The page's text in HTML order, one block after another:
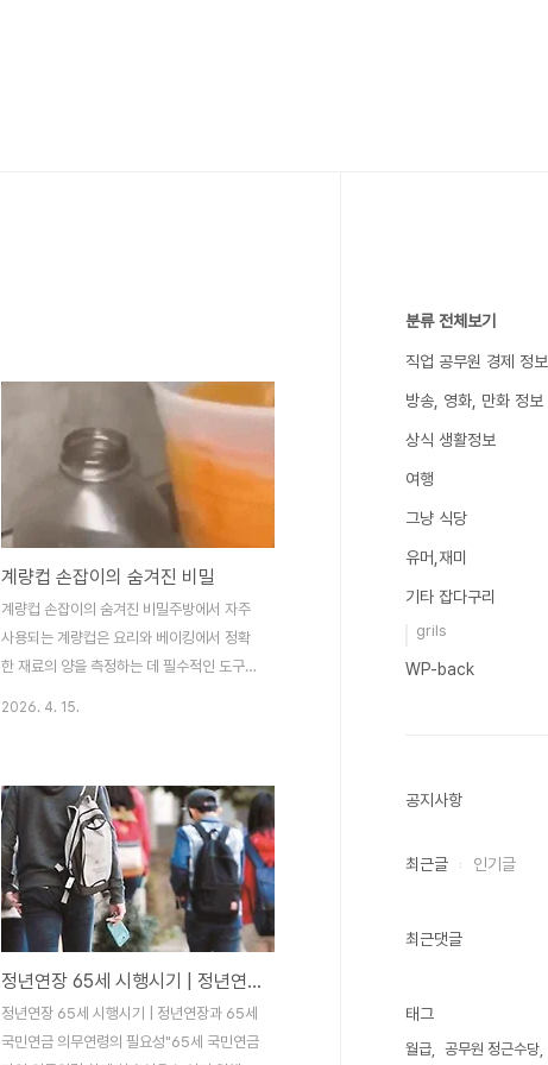
계량컵 손잡이의 숨겨진 비밀
계량컵 손잡이의 숨겨진 비밀주방에서 자주
사용되는 계량컵은 요리와 베이킹에서 정확
한 재료의 양을 측정하는 데 필수적인 도구입
면, 주방 생활이 한결 더 편리해질 수 있습니
다.계량컵 손잡이의 비밀 활용법계량컵을 보
면 손잡이 부분에 작은 홈이 파여 있는 것을
발견할 수 있습니다. 많은 사람들이 이 작은
홈이 단지 손잡이를 강화하기 위한 구조적인
요소로만 여기곤 하지만, 실제로는 그 이상의
기능을 가지고 있습니다. 이 홈은 액체를 다
른 용기에 옮길 때 깔데기 역할을 할 수 있어,
특히 병입구가 좁은 경우에 유용하게 활용됩
2026. 4. 15.
정년연장 65세 시행시기 | 정년연장과 65세 국민연금 의무연령의 필요성
정년연장 65세 시행시기 | 정년연장과 65세
국민연금 의무연령의 필요성"65세 국민연금
분류 전체보기
직업 공무원 경제 정보
방송, 영화, 만화 정보
상식 생활정보
여행
그냥 식당
유머,재미
기타 잡다구리
grils
WP-back
공지사항
최근글 인기글
최근댓글
태그
월급 공무원 정근수당